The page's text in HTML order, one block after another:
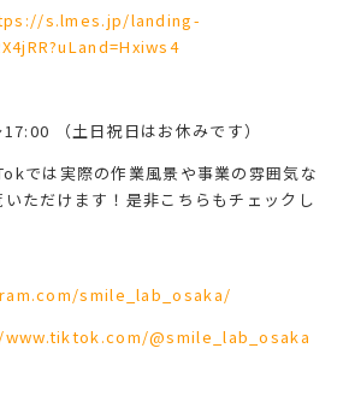
s.lmes.jp/landing-
（土日祝日はお休みです）
では実際の作業風景や事業の雰囲気な
ただけます！是非こちらもチェックし
smile_lab_osaka/
@smile_lab_osaka